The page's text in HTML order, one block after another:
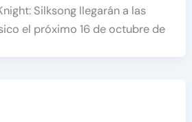
Silksong llegarán a las
el próximo 16 de octubre de